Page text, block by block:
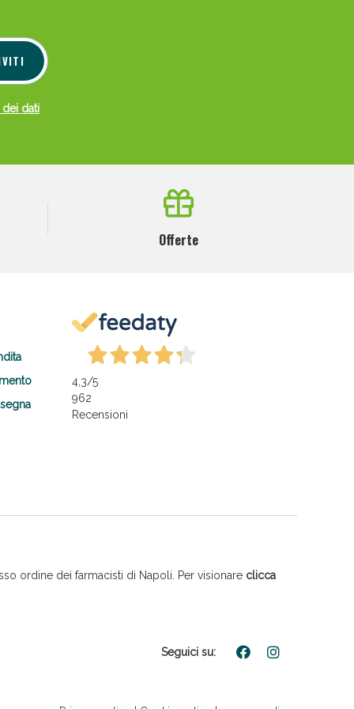
dati
Offerte
4,3/5
962
Recensioni
ordine dei farmacisti di Napoli. Per visionare clicca
Seguici su: